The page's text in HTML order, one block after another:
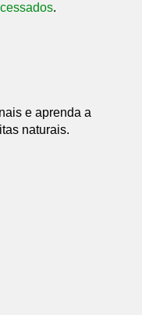
.
e aprenda a
naturais.